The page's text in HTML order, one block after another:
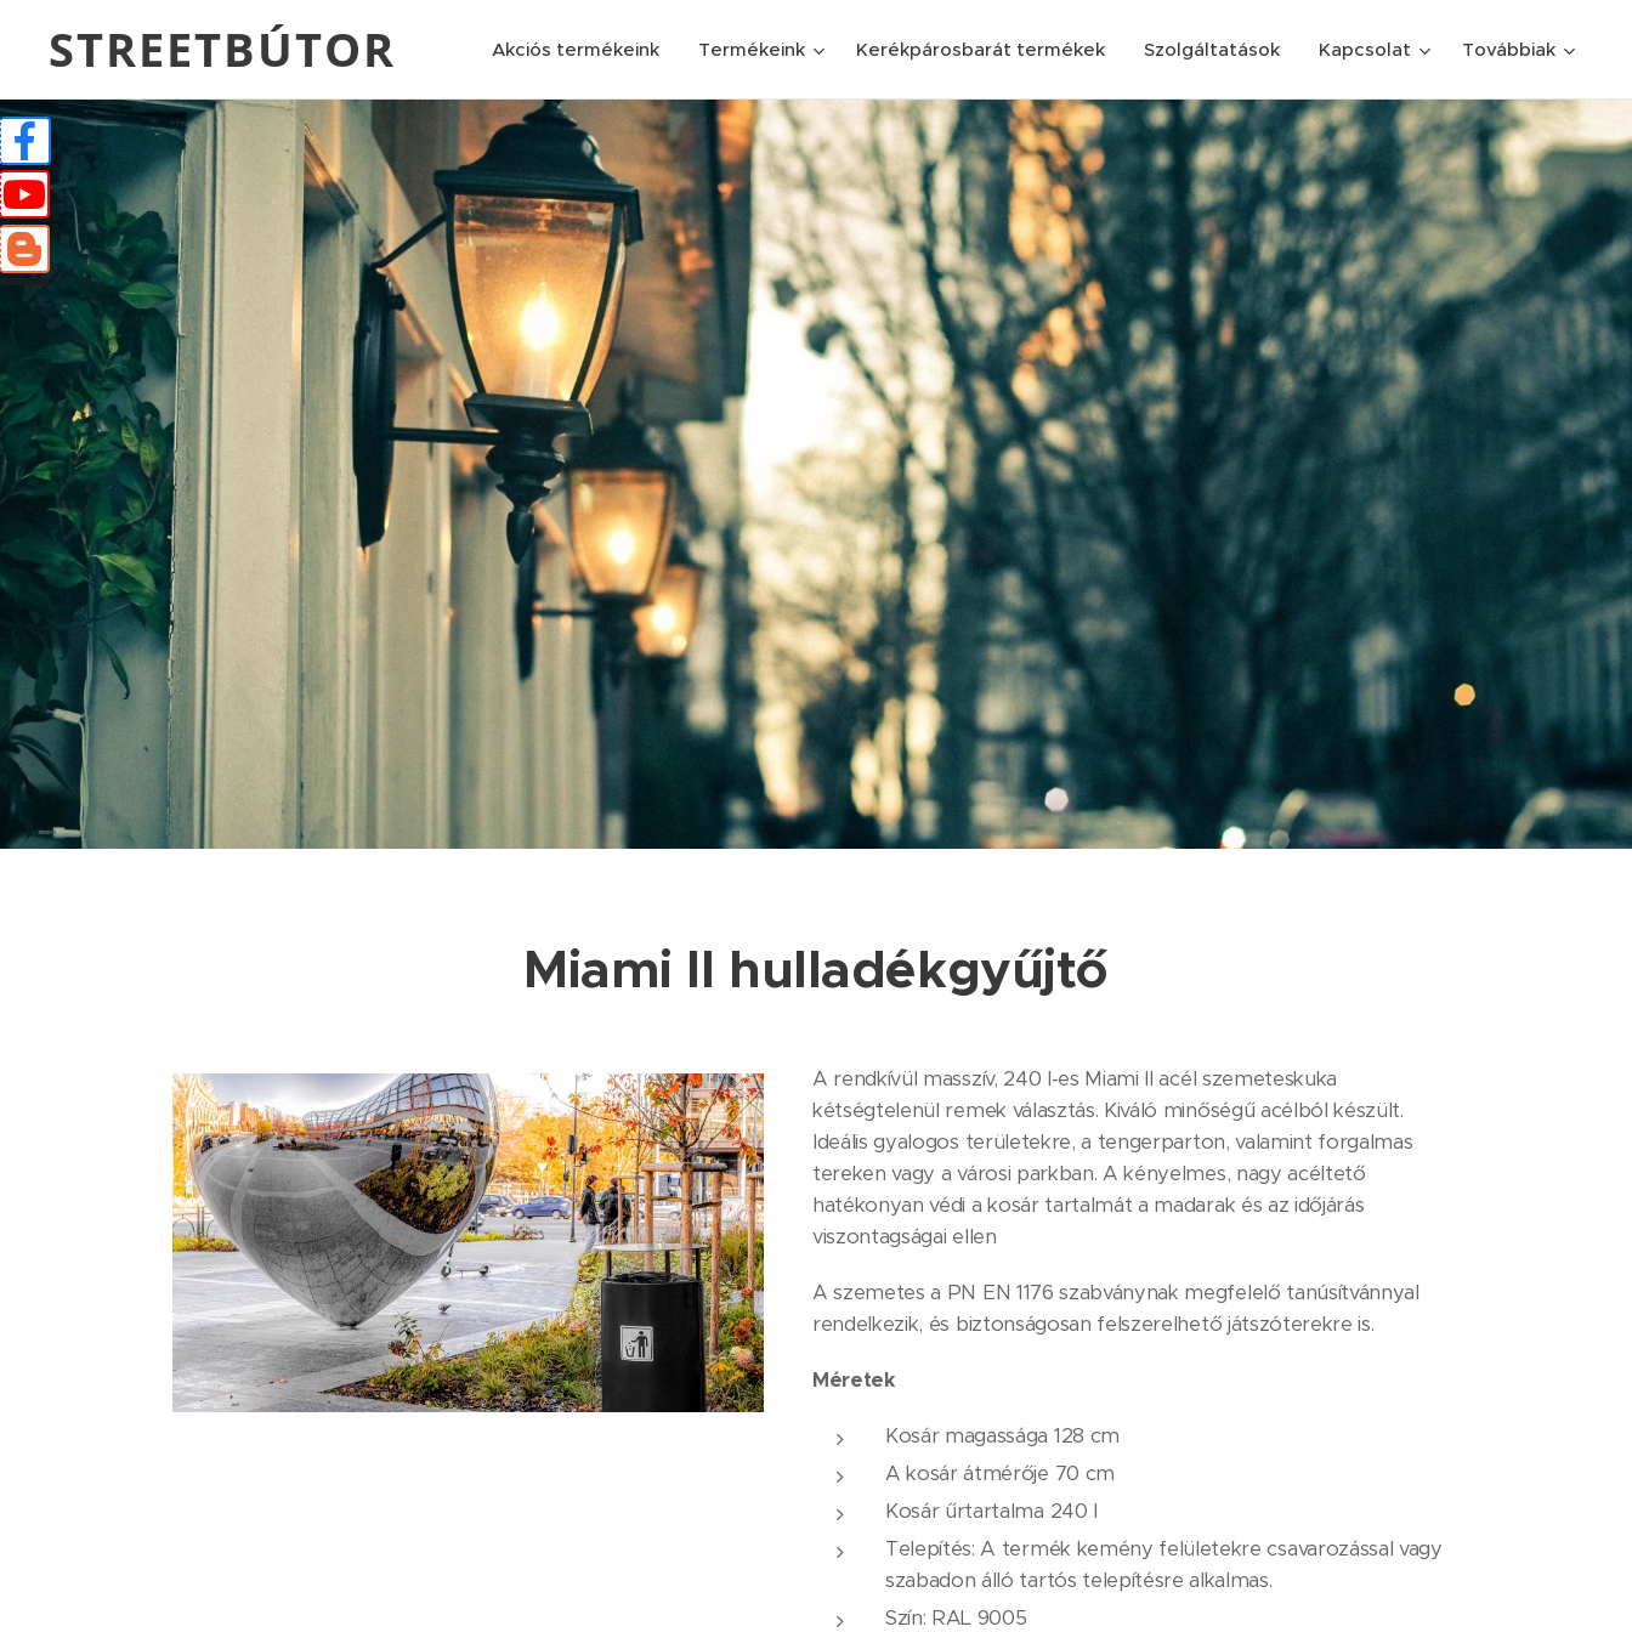
STREETBÚTOR Akciós termékeink Termékeink Kerékpárosbarát termékek Szolgáltatások Kapcsolat Továbbiak
Miami II hulladékgyűjtő
A rendkívül masszív, 240 l-es Miami II acél szemeteskuka
kétségtelenül remek választás. Kiváló minőségű acélból készült.
Ideális gyalogos területekre, a tengerparton, valamint forgalmas
tereken vagy a városi parkban. A kényelmes, nagy acéltető
hatékonyan védi a kosár tartalmát a madarak és az időjárás
viszontagságai ellen
A szemetes a PN EN 1176 szabványnak megfelelő tanúsítvánnyal
rendelkezik, és biztonságosan felszerelhető játszóterekre is.
Méretek
Kosár magassága 128 cm
A kosár átmérője 70 cm
Kosár űrtartalma 240 l
Telepítés: A termék kemény felületekre csavarozással vagy
szabadon álló tartós telepítésre alkalmas.
Szín: RAL 9005